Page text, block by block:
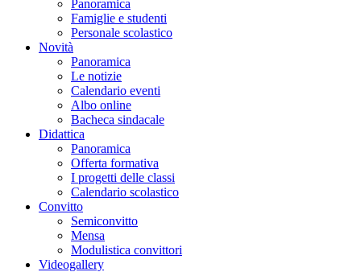
Panoramica
Famiglie e studenti
Personale scolastico
Novità
Panoramica
Le notizie
Calendario eventi
Albo online
Bacheca sindacale
Didattica
Panoramica
Offerta formativa
I progetti delle classi
Calendario scolastico
Convitto
Semiconvitto
Mensa
Modulistica convittori
Videogallery